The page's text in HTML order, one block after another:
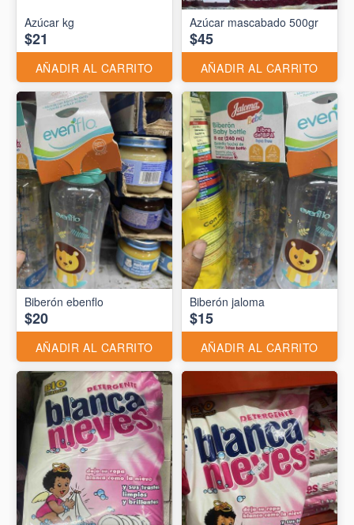
Azúcar kg
$21
AÑADIR AL CARRITO
Azúcar mascabado 500gr
$45
AÑADIR AL CARRITO
Biberón ebenflo
$20
AÑADIR AL CARRITO
Biberón jaloma
$15
AÑADIR AL CARRITO